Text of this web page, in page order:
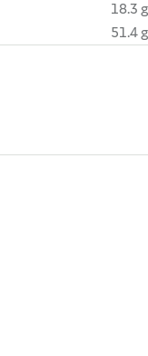
18.3 g
51.4 g